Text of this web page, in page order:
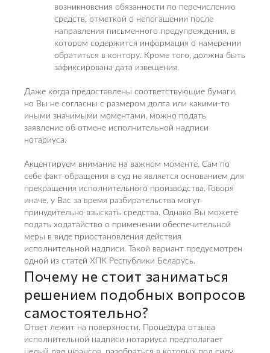
возникновения обязанности по перечислению
средств, отметкой о непогашении после
направления письменного предупреждения, в
котором содержится информация о намерении
обратиться в контору. Кроме того, должна быть
зафиксирована дата извещения.
Даже когда предоставлены соответствующие бумаги,
но Вы не согласны с размером долга или какими-то
иными значимыми моментами, можно подать
заявление об отмене исполнительной надписи
нотариуса.
Акцентируем внимание на важном моменте. Сам по
себе факт обращения в суд не является основанием для
прекращения исполнительного производства. Говоря
иначе, у Вас за время разбирательства могут
принудительно взыскать средства. Однако Вы можете
подать ходатайство о применении обеспечительной
меры в виде приостановления действия
исполнительной надписи. Такой вариант предусмотрен
одной из статей ХПК Республики Беларусь.
Почему не стоит заниматься
решением подобных вопросов
самостоятельно?
Ответ лежит на поверхности. Процедура отзыва
исполнительной надписи нотариуса предполагает